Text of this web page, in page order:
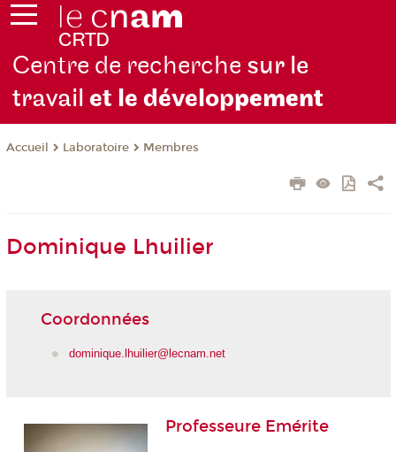
Centre de recherche sur le
travailet le développement
Accueil Laboratoire Membres
Dominique Lhuilier
Coordonnées
dominique.lhuilier@lecnam.net
Professeure Emérite